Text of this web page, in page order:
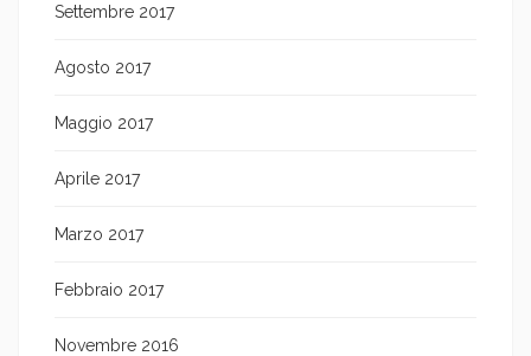
Settembre 2017
Agosto 2017
Maggio 2017
Aprile 2017
Marzo 2017
Febbraio 2017
Novembre 2016